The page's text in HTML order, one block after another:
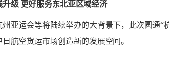
升级 更好服务东北亚区域经济
州亚运会等将陆续举办的大背景下，此次圆通
航空货运市场创造新的发展空间。